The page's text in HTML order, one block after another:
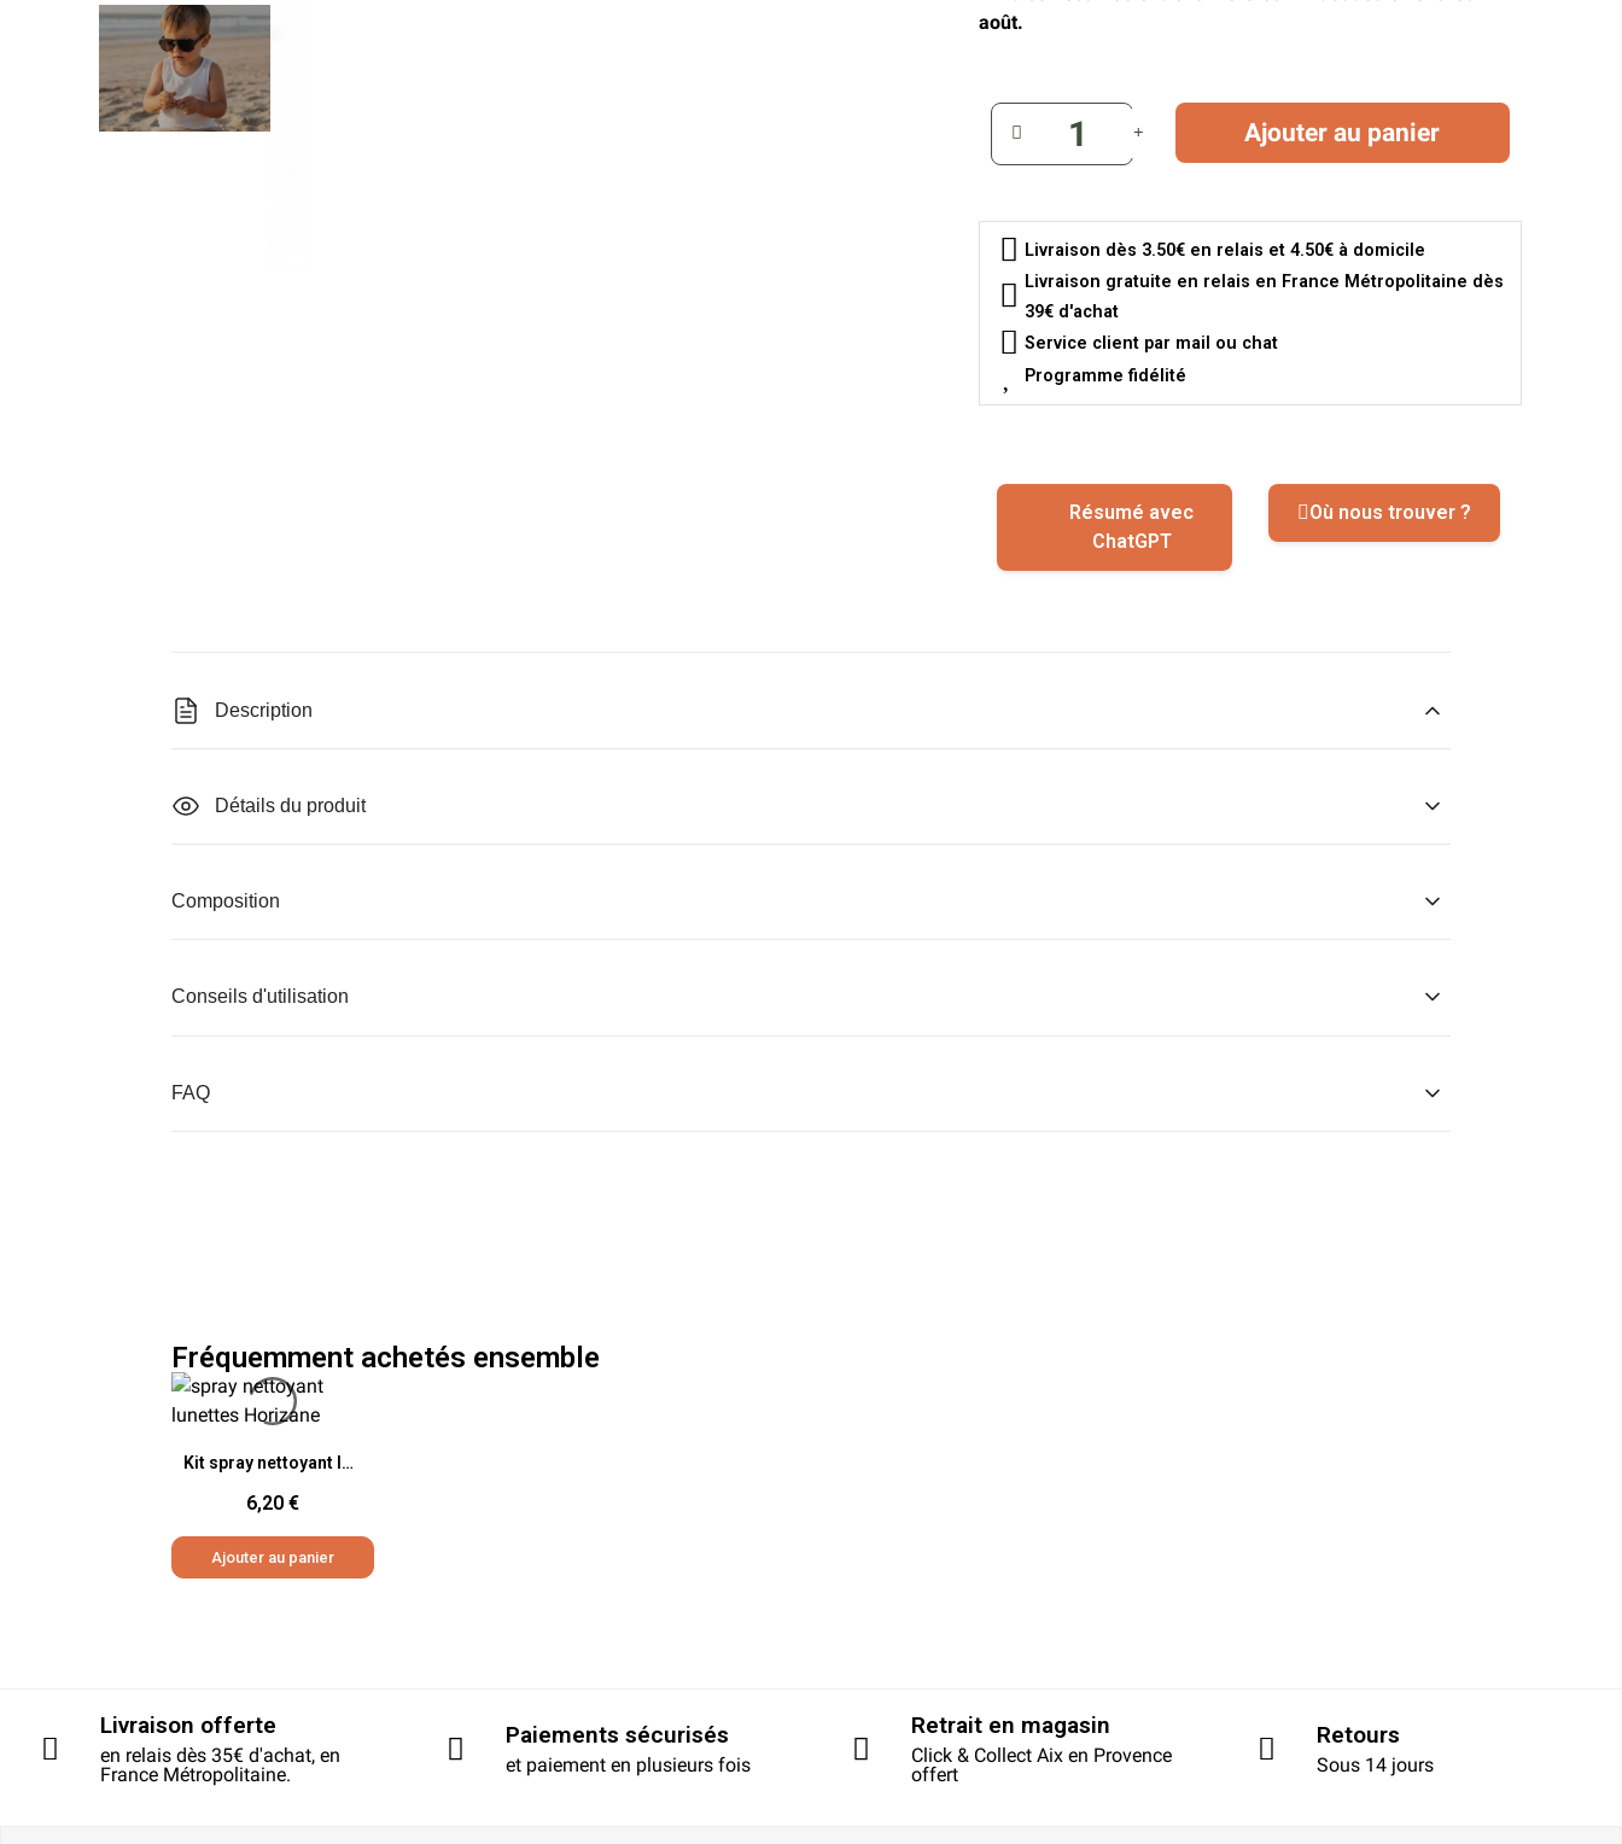
août.
Ajouter au panier
Livraison dès 3.50€ en relais et 4.50€ à domicile
Livraison gratuite en relais en France Métropolitaine dès
39€ d'achat
Service client par mail ou chat
Programme fidélité
Résumé avec
ChatGPT
Où nous trouver ?
Description
Détails du produit
Composition
Conseils d'utilisation
FAQ
Fréquemment achetés ensemble
Aperçu rapide Kit spray nettoyant lunettes
6,20 €
Ajouter au panier
Livraison offerte
en relais dès 35€ d'achat, en
France Métropolitaine.
Paiements sécurisés
et paiement en plusieurs fois
Retrait en magasin
Click & Collect Aix en Provence
offert
Retours
Sous 14 jours